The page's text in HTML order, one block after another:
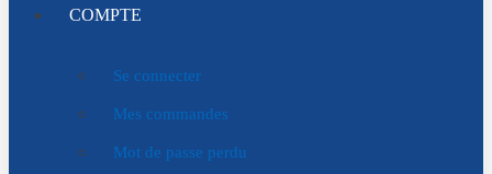
COMPTE
Se connecter
Mes commandes
Mot de passe perdu